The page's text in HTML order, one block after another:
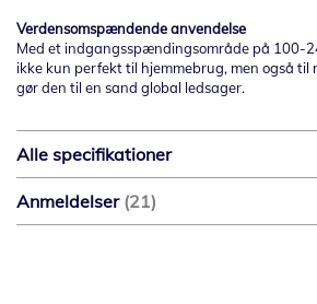
Verdensomspændende anvendelse
Med et indgangsspændingsområde på 100-
ikke kun perfekt til hjemmebrug, men også til
gør den til en sand global ledsager.
Alle specifikationer
Anmeldelser 21